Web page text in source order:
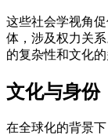
这些社会学视角
体，涉及权力关
的复杂性和文化的
文化与身份
在全球化的背景